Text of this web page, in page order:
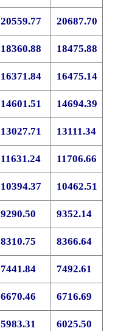
20559.77 20687.70
18360.88 18475.88
16371.84 16475.14
14601.51 14694.39
13027.71 13111.34
11631.24 11706.66
10394.37 10462.51
9290.50 9352.14
8310.75 8366.64
7441.84 7492.61
6670.46 6716.69
5983.31 6025.50